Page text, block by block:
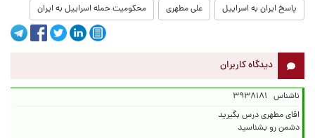
پاسخ ایران به اسراییل علی مطهری محکومیت حمله اسراییل به ایران
دیدگاه کاربران
ناشناس ۳۹۳۸۱۸۱
دشمن رو بشناسید